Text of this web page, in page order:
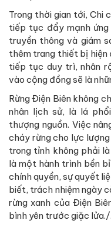
Trong thời gian tới, Chi
tiếp tục đẩy mạnh
truyền thông và giám
thêm trang thiết bị hiện
tiếp tục duy trì, nhân
vào cộng đồng sẽ là
Rừng Điện Biên không
nhân lịch sử, là lá
thượng nguồn. Việc
cháy rừng cho lực
trong tỉnh không phải
là một hành trình bền
chính quyền, sự quyết
biết, trách nhiệm ngày
rừng xanh của Điện
bình yên trước giặc lửa./.